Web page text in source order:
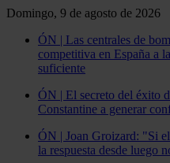
Domingo, 9 de agosto de 2026
ÓN | Las centrales de
competitiva en España a
suficiente
ÓN | El secreto del éxito
Constantine a generar
ÓN | Joan Groizard: "Si
la respuesta desde luego